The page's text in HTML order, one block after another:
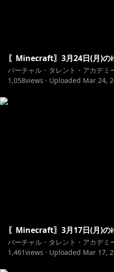
〖Minecraft〗3月24日(月)の
バーチャル・タレント・アカデミ
1,058views · Uploaded Mar 24,
〖Minecraft〗3月17日(月)の
バーチャル・タレント・アカデミ
1,461views · Uploaded Mar 17,